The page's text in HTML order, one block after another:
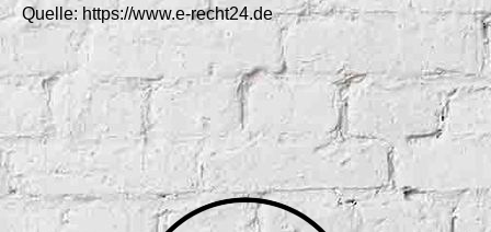
Quelle: https://www.e-recht24.de